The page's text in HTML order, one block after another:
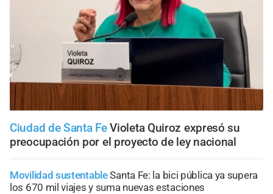
Ciudad de Santa Fe Violeta Quiroz expresó su
preocupación por el proyecto de ley nacional
Movilidad sustentableSanta Fe: la bici pública ya supera
los 670 mil viajes y suma nuevas estaciones